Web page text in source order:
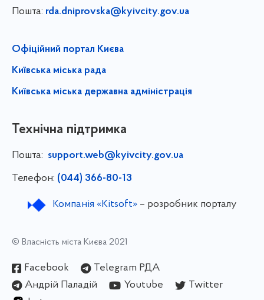
Пошта: rda.dniprovska@kyivcity.gov.ua
Офіційний портал Києва
Київська міська рада
Київська міська державна адміністрація
Технічна підтримка
Пошта: support.web@kyivcity.gov.ua
Телефон: (044) 366-80-13
Компанія «Kitsoft»– розробник порталу
© Власність міста Києва 2021
Facebook
Telegram РДА
Андрій Паладій
Youtube
Twitter